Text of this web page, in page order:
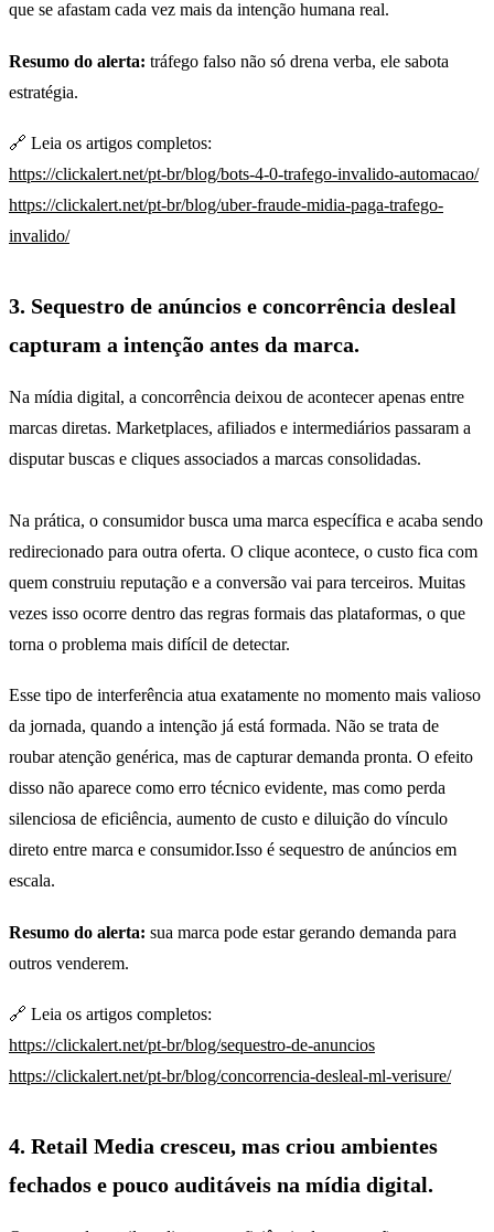
que se afastam cada vez mais da intenção humana real.
Resumo do alerta: tráfego falso não só drena verba, ele sabota
estratégia.
🔗 Leia os artigos completos:
https://clickalert.net/pt-br/blog/bots-4-0-trafego-invalido-automacao/
https://clickalert.net/pt-br/blog/uber-fraude-midia-paga-trafego-
invalido/
3. Sequestro de anúncios e concorrência desleal
capturam a intenção antes da marca.
Na mídia digital, a concorrência deixou de acontecer apenas entre
marcas diretas. Marketplaces, afiliados e intermediários passaram a
disputar buscas e cliques associados a marcas consolidadas.
Na prática, o consumidor busca uma marca específica e acaba sendo
redirecionado para outra oferta. O clique acontece, o custo fica com
quem construiu reputação e a conversão vai para terceiros. Muitas
vezes isso ocorre dentro das regras formais das plataformas, o que
torna o problema mais difícil de detectar.
Esse tipo de interferência atua exatamente no momento mais valioso
da jornada, quando a intenção já está formada. Não se trata de
roubar atenção genérica, mas de capturar demanda pronta. O efeito
disso não aparece como erro técnico evidente, mas como perda
silenciosa de eficiência, aumento de custo e diluição do vínculo
direto entre marca e consumidor.Isso é sequestro de anúncios em
escala.
Resumo do alerta: sua marca pode estar gerando demanda para
outros venderem.
🔗 Leia os artigos completos:
https://clickalert.net/pt-br/blog/sequestro-de-anuncios
https://clickalert.net/pt-br/blog/concorrencia-desleal-ml-verisure/
4. Retail Media cresceu, mas criou ambientes
fechados e pouco auditáveis na mídia digital.